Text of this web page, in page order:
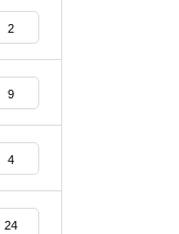
2
9
4
24